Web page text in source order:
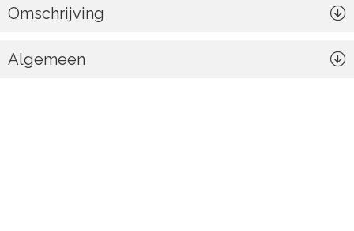
Omschrijving
Algemeen